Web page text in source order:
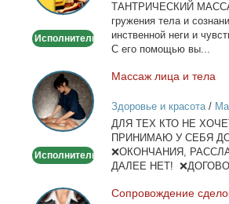
Исполнитель
ТАНТРИЧЕСКИЙ
гру­же­ния те­ла и
ин­ствен­ной неги и
С его по­мо­щью вы...
Массаж
лица
и
тела
Исполнитель
Мас­саж ли­ца и те­ла
Здоровье и красота/
ДЛЯ ТЕХ КТО НЕ
ПРИНИМАЮ У СЕБЯ
❌ОКОНЧАНИЯ,
ДАЛЕЕ НЕТ!
СопровождениеСо­про­вож­де­ние